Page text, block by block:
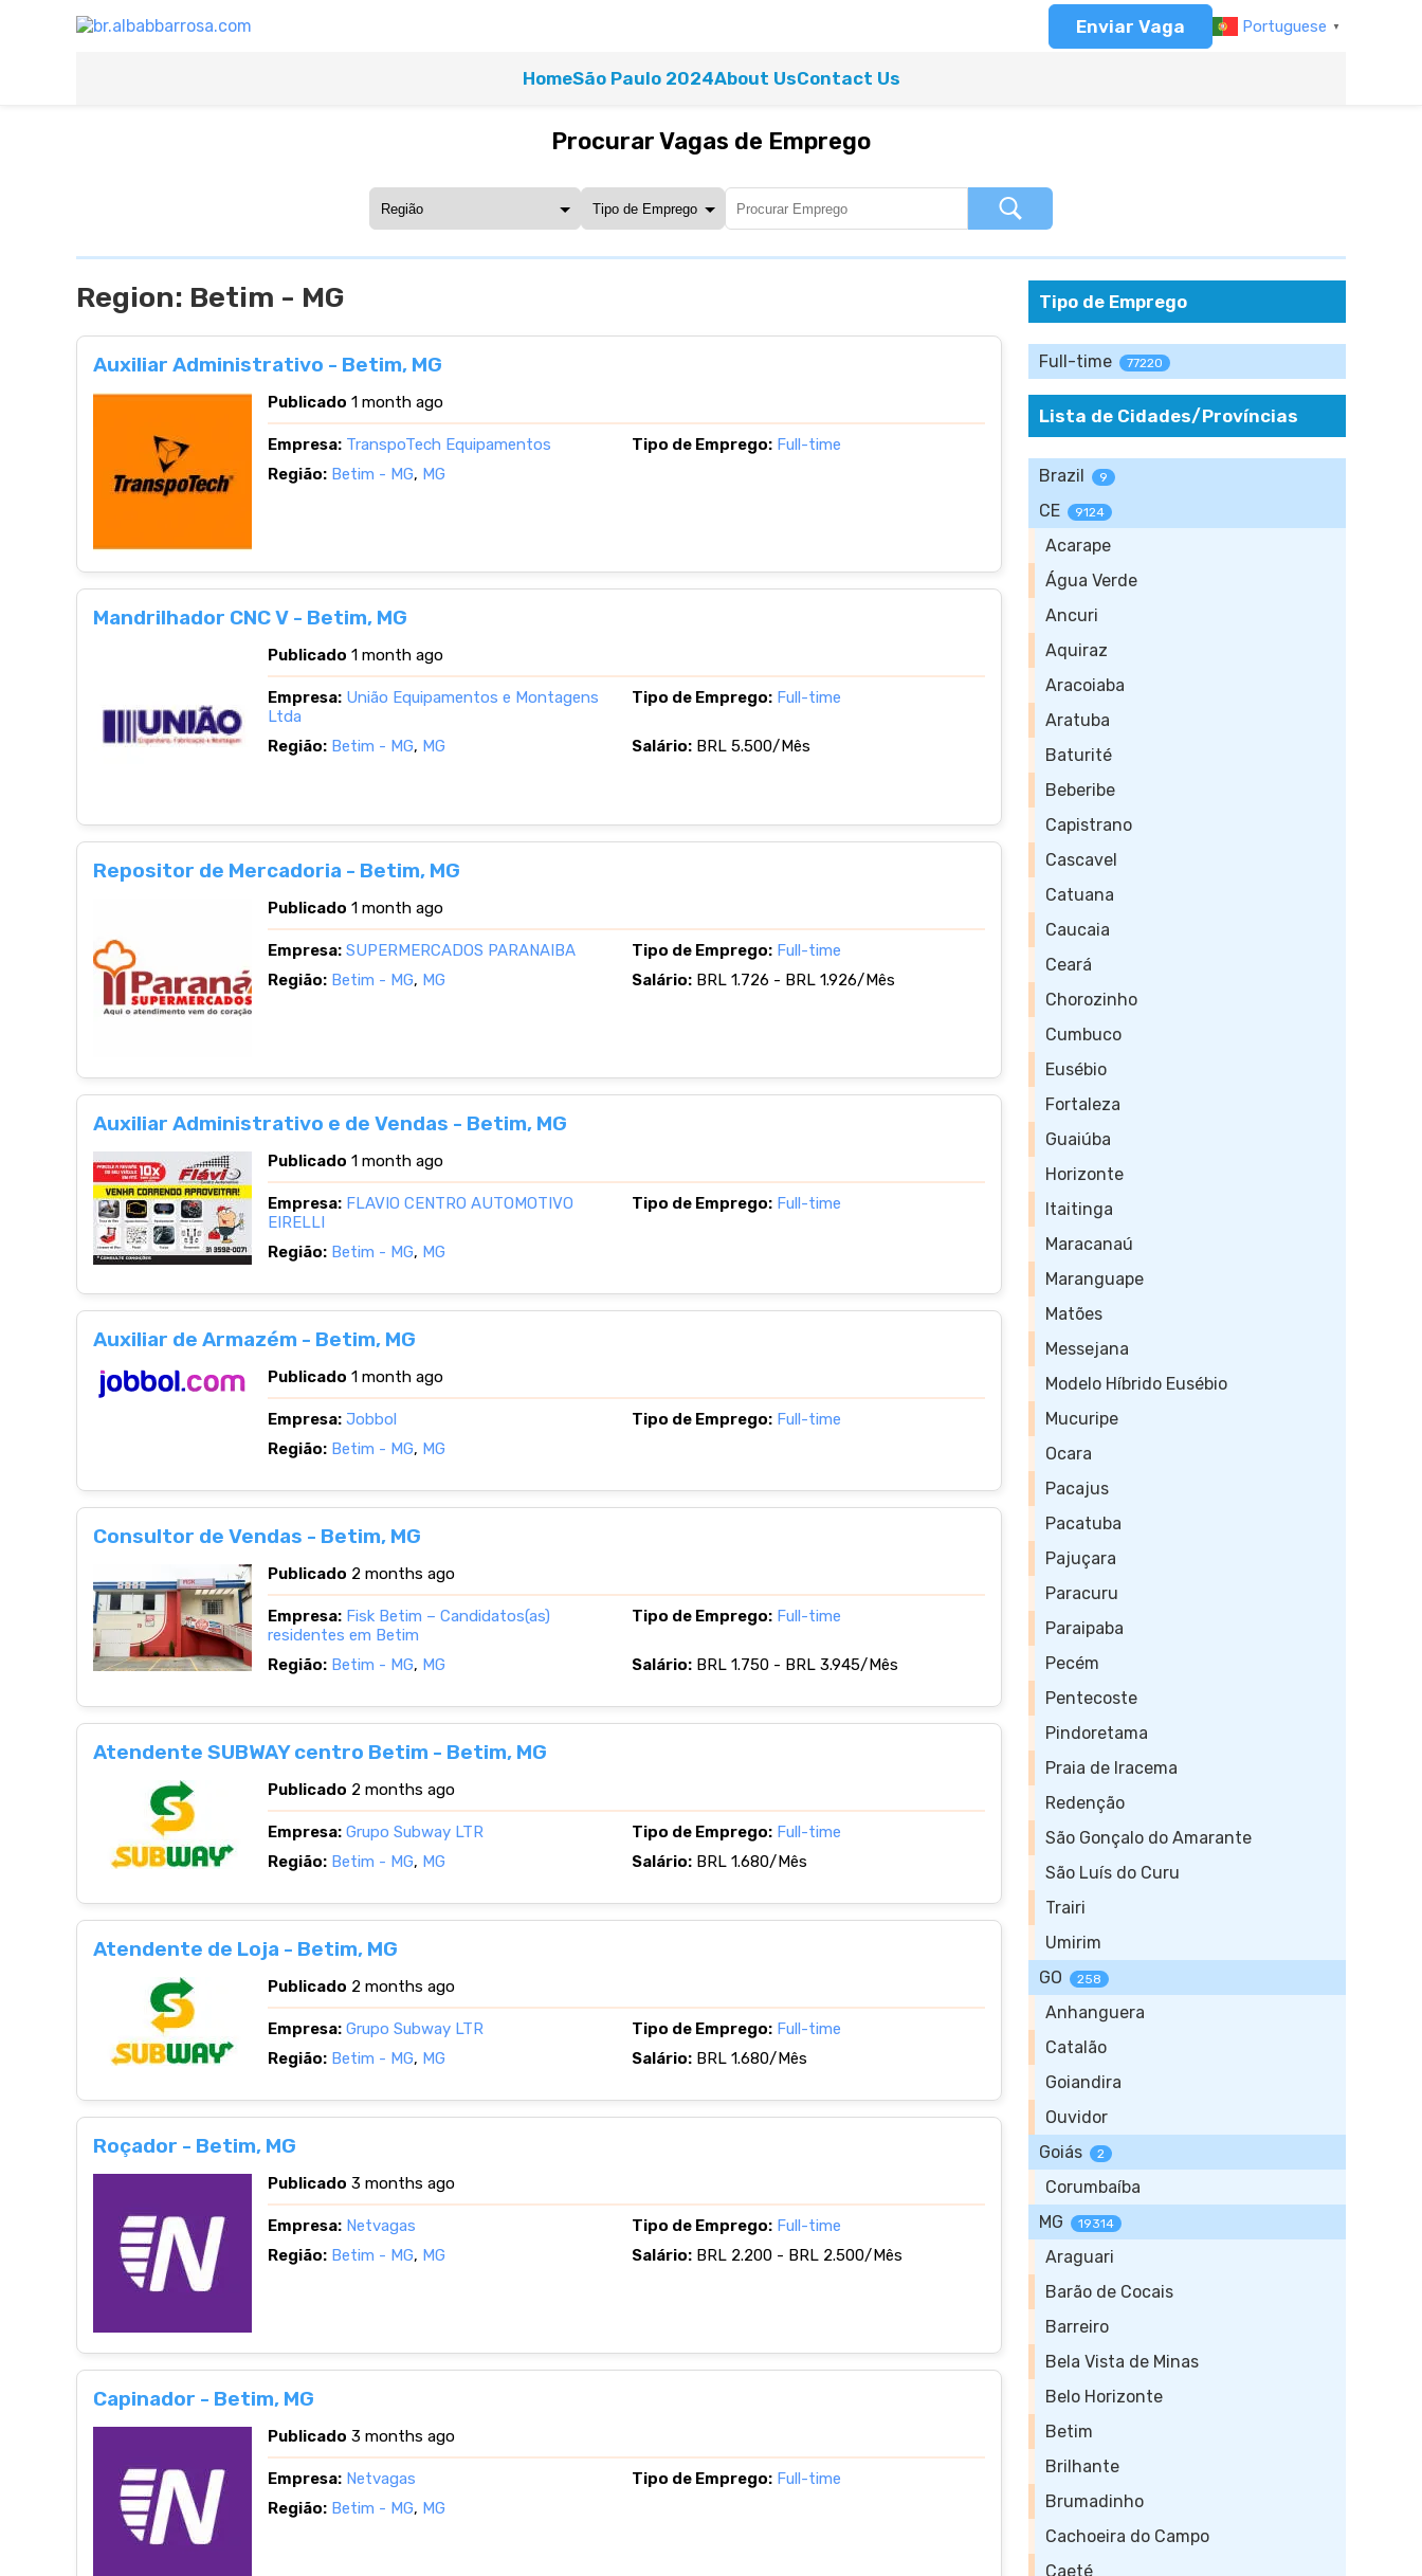
Enviar Vaga Portuguese ▼
HomeSão Paulo 2024About UsContact Us
Procurar Vagas de Emprego
Region: Betim - MG
Auxiliar Administrativo - Betim, MG
Publicado 1 month ago
Empresa: TranspoTech Equipamentos Tipo de Emprego: Full-time
Região: Betim - MG, MG
Mandrilhador CNC V - Betim, MG
Publicado 1 month ago
Empresa: União Equipamentos e Montagens
Ltda
Tipo de Emprego: Full-time
Região: Betim - MG, MG Salário: BRL 5.500/Mês
Repositor de Mercadoria - Betim, MG
Publicado 1 month ago
Empresa: SUPERMERCADOS PARANAIBA Tipo de Emprego: Full-time
Região: Betim - MG, MG Salário: BRL 1.726 - BRL 1.926/Mês
Auxiliar Administrativo e de Vendas - Betim, MG
Publicado 1 month ago
Empresa: FLAVIO CENTRO AUTOMOTIVO
EIRELLI
Tipo de Emprego: Full-time
Região: Betim - MG, MG
Auxiliar de Armazém - Betim, MG
Publicado 1 month ago
Empresa: Jobbol Tipo de Emprego: Full-time
Região: Betim - MG, MG
Consultor de Vendas - Betim, MG
Publicado 2 months ago
Empresa: Fisk Betim – Candidatos(as)
residentes em Betim
Tipo de Emprego: Full-time
Região: Betim - MG, MG Salário: BRL 1.750 - BRL 3.945/Mês
Atendente SUBWAY centro Betim - Betim, MG
Publicado 2 months ago
Empresa: Grupo Subway LTR Tipo de Emprego: Full-time
Região: Betim - MG, MG Salário: BRL 1.680/Mês
Atendente de Loja - Betim, MG
Publicado 2 months ago
Empresa: Grupo Subway LTR Tipo de Emprego: Full-time
Região: Betim - MG, MG Salário: BRL 1.680/Mês
Roçador - Betim, MG
Publicado 3 months ago
Empresa: Netvagas Tipo de Emprego: Full-time
Região: Betim - MG, MG Salário: BRL 2.200 - BRL 2.500/Mês
Capinador - Betim, MG
Publicado 3 months ago
Empresa: Netvagas Tipo de Emprego: Full-time
Região: Betim - MG, MG
Tipo de Emprego
Full-time 77220
Lista de Cidades/Províncias
Brazil 9
CE 9124
Acarape
Água Verde
Ancuri
Aquiraz
Aracoiaba
Aratuba
Baturité
Beberibe
Capistrano
Cascavel
Catuana
Caucaia
Ceará
Chorozinho
Cumbuco
Eusébio
Fortaleza
Guaiúba
Horizonte
Itaitinga
Maracanaú
Maranguape
Matões
Messejana
Modelo Híbrido Eusébio
Mucuripe
Ocara
Pacajus
Pacatuba
Pajuçara
Paracuru
Paraipaba
Pecém
Pentecoste
Pindoretama
Praia de Iracema
Redenção
São Gonçalo do Amarante
São Luís do Curu
Trairi
Umirim
GO
258
Anhanguera
Catalão
Goiandira
Ouvidor
Goiás
2
Corumbaíba
MG
19314
Araguari
Barão de Cocais
Barreiro
Bela Vista de Minas
Belo Horizonte
Betim
Brilhante
Brumadinho
Cachoeira do Campo
Caeté